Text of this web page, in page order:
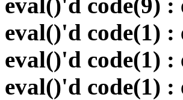
eval()'d code(1)
eval()'d code(1)
eval()'d code(1)